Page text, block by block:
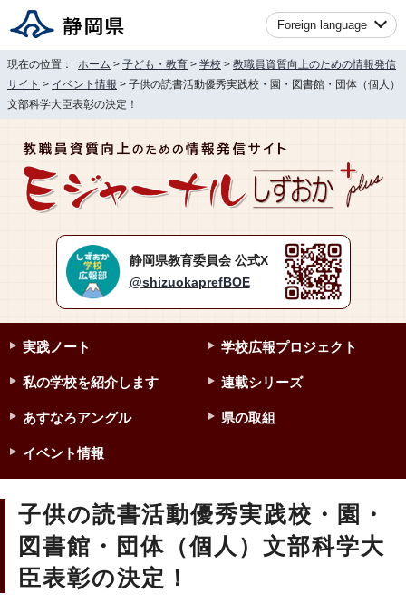
Foreign language
現在の位置： ホーム > 子ども・教育 > 学校 > 教職員資質向上のための情報発信
サイト > イベント情報 > 子供の読書活動優秀実践校・園・図書館・団体（個人）
文部科学大臣表彰の決定！
静岡県教育委員会 公式X
@shizuokaprefBOE
実践ノート 学校広報プロジェクト
私の学校を紹介します 連載シリーズ
あすなろアングル 県の取組
イベント情報
子供の読書活動優秀実践校・園・
図書館・団体（個人）文部科学大
臣表彰の決定！